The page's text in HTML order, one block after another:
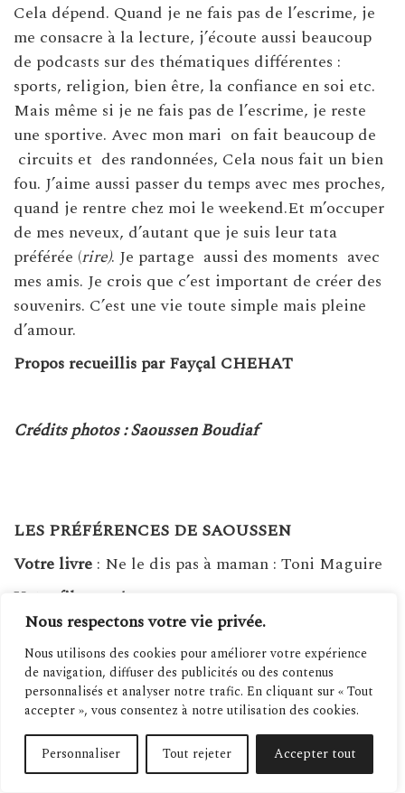
Nous respectons votre vie privée.
Nous utilisons des cookies pour améliorer votre expérience
de navigation, diffuser des publicités ou des contenus
personnalisés et analyser notre trafic. En cliquant sur « Tout
accepter », vous consentez à notre utilisation des cookies.
Personnaliser Tout rejeter Accepter tout
Cela dépend. Quand je ne fais pas de l’escrime, je
me consacre à la lecture, j’écoute aussi beaucoup
de podcasts sur des thématiques différentes :
sports, religion, bien être, la confiance en soi etc.
Mais même si je ne fais pas de l’escrime, je reste
une sportive. Avec mon mari on fait beaucoup de
circuits et des randonnées, Cela nous fait un bien
fou. J’aime aussi passer du temps avec mes proches,
quand je rentre chez moi le weekend.Et m’occuper
de mes neveux, d’autant que je suis leur tata
préférée (rire). Je partage aussi des moments avec
mes amis. Je crois que c’est important de créer des
souvenirs. C’est une vie toute simple mais pleine
d’amour.
Propos recueillis par Fayçal CHEHAT
Crédits photos : Saoussen Boudiaf
LES PRÉFÉRENCES DE SAOUSSEN
Votre livre : Ne le dis pas à maman : Toni Maguire
Votre film
: John Q
Votre série:New York unité spéciale
Votre chanson: Car tu porteras mon nom : diam’s
Votre ville: Roubaix / M’sila
Votre peintre: Frida Kahlo ( parce qu’on disait que
j’avais les mêmes sourcils qu’elle ) lol